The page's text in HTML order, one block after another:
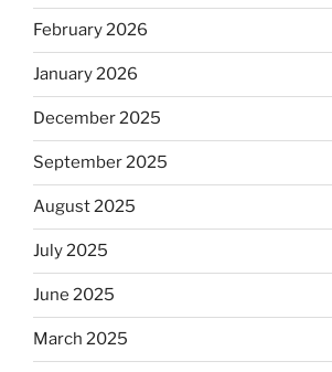
February 2026
January 2026
December 2025
September 2025
August 2025
July 2025
June 2025
March 2025